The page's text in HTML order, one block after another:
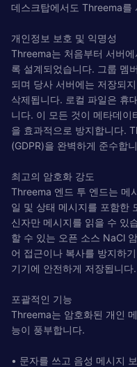
데스크탑에서도 Threema를
개인정보 보호 및 익명성
Threema는 처음부터 서버
록 설계되었습니다. 그룹 멤
되며 당사 서버에는 저장되
삭제됩니다. 로컬 파일은 휴
니다. 이 모든 것이 메타데이
을 효과적으로 방지합니다.
(GDPR)을 완벽하게 준수합
최고의 암호화 강도
Threema 엔드 투 엔드는 메
일 및 상태 메시지를 포함한
신자만 메시지를 읽을 수 있
할 수 있는 오픈 소스 NaCl
어 접근이나 복사를 방지하
기기에 안전하게 저장됩니다.
포괄적인 기능
Threema는 암호화된 개인
능이 풍부합니다.
• 문자를 쓰고 음성 메시지